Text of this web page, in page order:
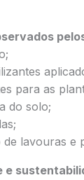
para as
do solo;
lavouras e
e